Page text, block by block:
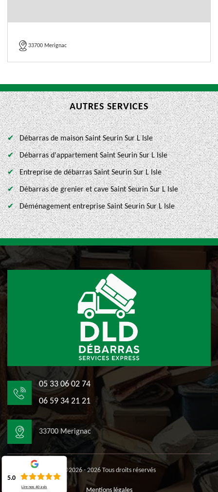
33700 Merignac
AUTRES SERVICES
Débarras de maison Saint Seurin Sur L Isle
Débarras d'appartement Saint Seurin Sur L Isle
Entreprise de débarras Saint Seurin Sur L Isle
Débarras de grenier et cave Saint Seurin Sur L Isle
Déménagement entreprise Saint Seurin Sur L Isle
05 33 06 02 74
06 59 34 21 21
33700 Merignac
©2026 - 2026 Tous droits réservés
Mentions légales
5.0
Lire nos40 avis